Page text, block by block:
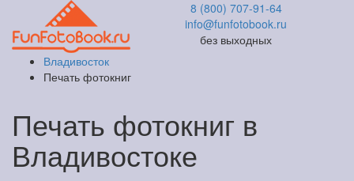
8 (800) 707-91-64
info@funfotobook.ru
без выходных
Владивосток
Печать фотокниг
Печать фотокниг в
Владивостоке